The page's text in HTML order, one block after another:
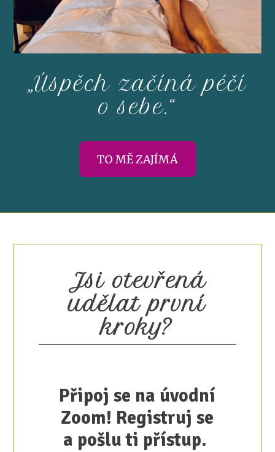
„Úspěch začíná péčí
o sebe.“
TO MĚ ZAJÍMÁ
Jsi otevřená
udělat první
kroky?
Připoj se na úvodní
Zoom! Registruj se
a pošlu ti přístup.